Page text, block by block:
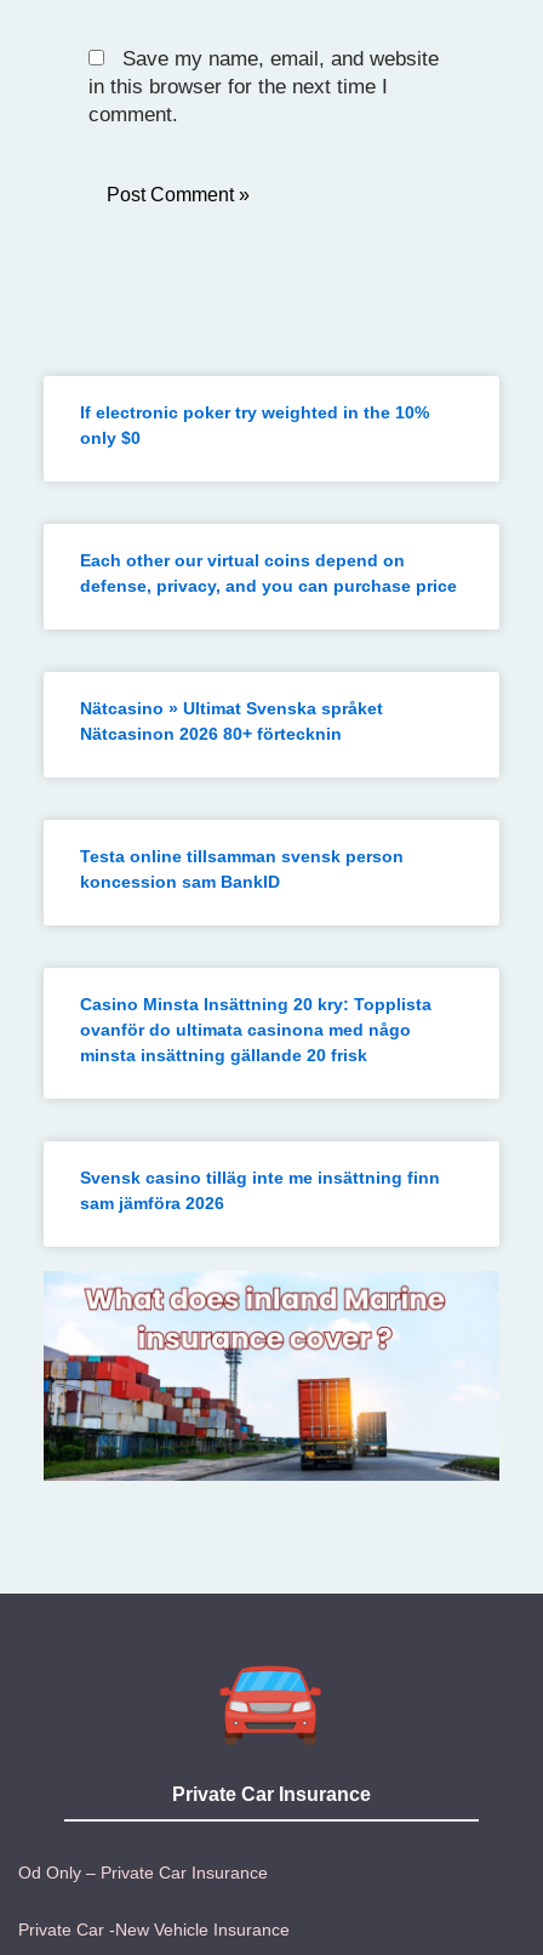
Save my name, email, and website
in this browser for the next time I
comment.
If electronic poker try weighted in the 10%
only $0
Each other our virtual coins depend on
defense, privacy, and you can purchase price
Nätcasino » Ultimat Svenska språket
Nätcasinon 2026 80+ förtecknin
Testa online tillsamman svensk person
koncession sam BankID
Casino Minsta Insättning 20 kry: Topplista
ovanför do ultimata casinona med någo
minsta insättning gällande 20 frisk
Svensk casino tilläg inte me insättning finn
sam jämföra 2026
Private Car Insurance
Od Only – Private Car Insurance
Private Car -New Vehicle Insurance